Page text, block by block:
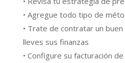
• Agregue todo tipo de
• Trate de contratar un
lleves sus finanzas
• Configure su facturación